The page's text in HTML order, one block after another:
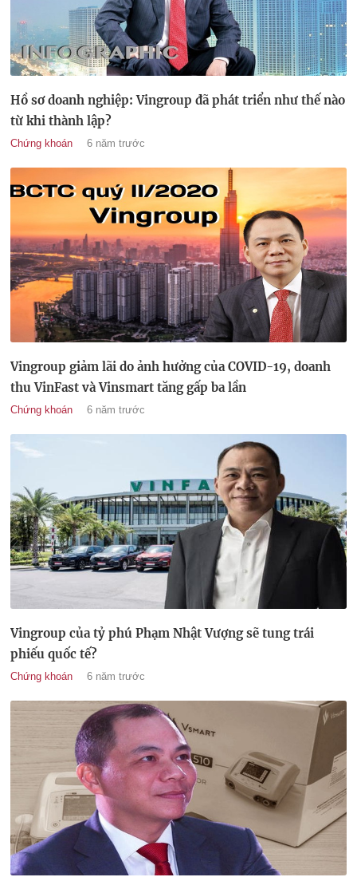
Hồ sơ doanh nghiệp: Vingroup đã phát triển như thế nào
từ khi thành lập?
Chứng khoán 6 năm trước
Vingroup giảm lãi do ảnh hưởng của COVID-19, doanh
thu VinFast và Vinsmart tăng gấp ba lần
Chứng khoán 6 năm trước
Vingroup của tỷ phú Phạm Nhật Vượng sẽ tung trái
phiếu quốc tế?
Chứng khoán 6 năm trước